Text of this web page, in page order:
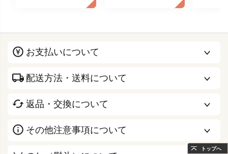
お支払いについて
配送方法・送料について
返品・交換について
その他注意事項について
トップへ